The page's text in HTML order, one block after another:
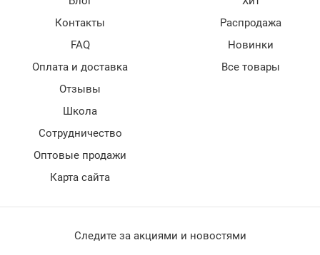
Контакты
FAQ
Оплата и доставка
Отзывы
Школа
Сотрудничество
Оптовые продажи
Карта сайта
Распродажа
Новинки
Все товары
Следите за акциями и новостями